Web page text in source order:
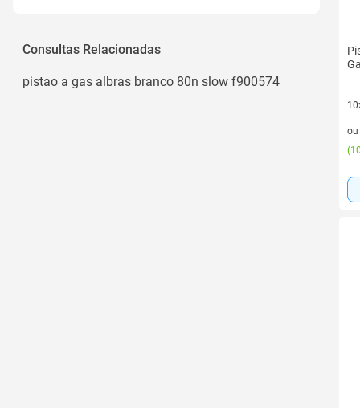
Consultas Relacionadas
pistao a gas albras branco 80n slow f900574
ou
(